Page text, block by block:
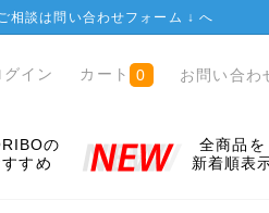
相談は問い合わせフォーム ↓へ
グイン カート 0 お問い合わ
の
すめ
全商品を
新着順表